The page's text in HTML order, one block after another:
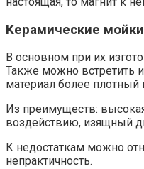
Керамические мойки
В основном при их
Также можно встретить
материал более
Из преимуществ:
воздействию, изящный
К недостаткам можно
непрактичность.